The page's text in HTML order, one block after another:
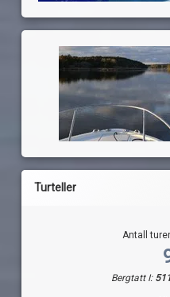
Turteller
Antall
Bergtatt I: